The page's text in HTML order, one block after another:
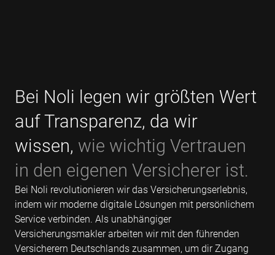
Bei Noli legen wir größten Wert
auf Transparenz, da wir
wissen, wie wichtig Vertrauen
in den eigenen Versicherer ist.
Bei Noli revolutionieren wir das Versicherungserlebnis,
indem wir moderne digitale Lösungen mit persönlichem
Service verbinden. Als unabhängiger
Versicherungsmakler arbeiten wir mit den führenden
Versicherern Deutschlands zusammen, um dir Zugang